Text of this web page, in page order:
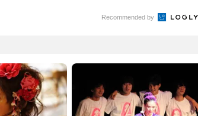
Recommended by